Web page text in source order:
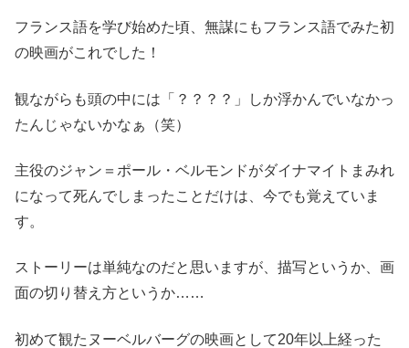
フランス語を学び始めた頃、無謀にもフランス語でみた初
の映画がこれでした！
観ながらも頭の中には「？？？？」しか浮かんでいなかっ
たんじゃないかなぁ（笑）
主役のジャン＝ポール・ベルモンドがダイナマイトまみれ
になって死んでしまったことだけは、今でも覚えていま
す。
ストーリーは単純なのだと思いますが、描写というか、画
面の切り替え方というか……
初めて観たヌーベルバーグの映画として20年以上経った